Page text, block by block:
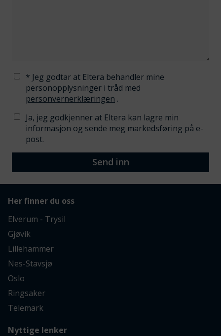
* Jeg godtar at Eltera behandler mine
personopplysninger i tråd med
personvernerklæringen .
Ja, jeg godkjenner at Eltera kan lagre min
informasjon og sende meg markedsføring på e-
post.
Send inn
Her finner du oss
Elverum - Trysil
Gjøvik
Lillehammer
Nes-Stavsjø
Oslo
Ringsaker
Telemark
Nyttige lenker